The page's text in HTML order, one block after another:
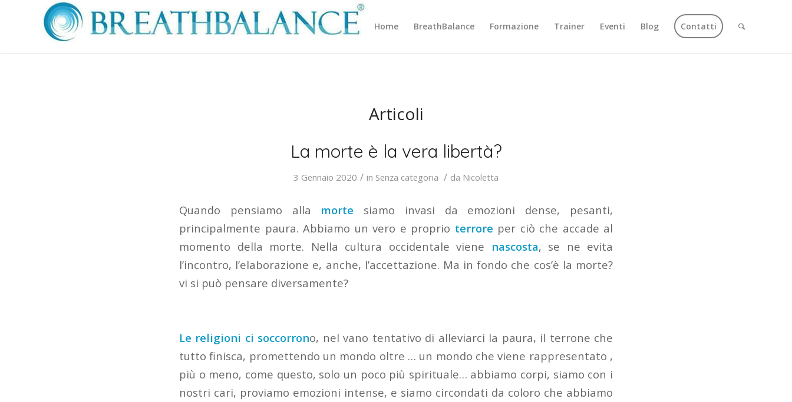
Home BreathBalance Formazione Trainer Eventi Blog Contatti
Articoli
La morte è la vera libertà?
3 Gennaio 2020 / in Senza categoria / da Nicoletta
Quando pensiamo alla morte siamo invasi da emozioni dense, pesanti,
principalmente paura. Abbiamo un vero e proprio terrore per ciò che accade al
momento della morte. Nella cultura occidentale viene nascosta, se ne evita
l’incontro, l’elaborazione e, anche, l’accettazione. Ma in fondo che cos’è la morte?
vi si può pensare diversamente?
Le religioni ci soccorrono, nel vano tentativo di alleviarci la paura, il terrone che
tutto finisca, promettendo un mondo oltre … un mondo che viene rappresentato ,
più o meno, come questo, solo un poco più spirituale… abbiamo corpi, siamo con i
nostri cari, proviamo emozioni intense, e siamo circondati da coloro che abbiamo